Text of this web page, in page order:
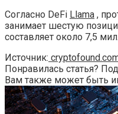
Согласно DeFi Llama ,
занимает шестую
составляет около 7,5
Источник:
Понравилась статья?
Вам также может быть